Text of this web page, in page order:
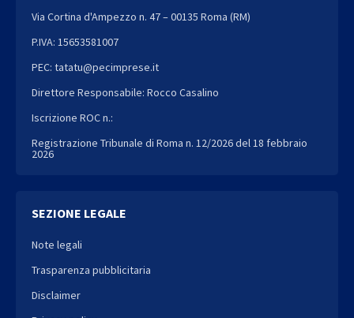
Via Cortina d'Ampezzo n. 47 – 00135 Roma (RM)
P.IVA: 15653581007
PEC: tatatu@pecimprese.it
Direttore Responsabile: Rocco Casalino
Iscrizione ROC n.:
Registrazione Tribunale di Roma n. 12/2026 del 18 febbraio
2026
SEZIONE LEGALE
Note legali
Trasparenza pubblicitaria
Disclaimer